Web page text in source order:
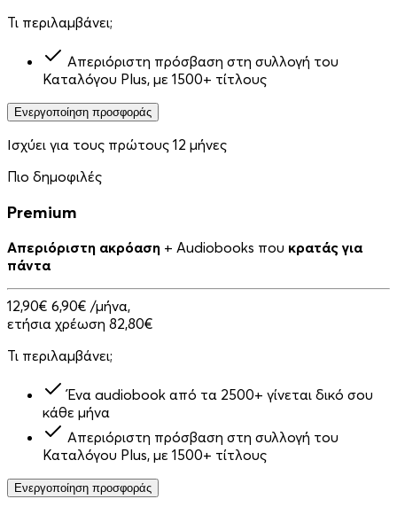
Τι περιλαμβάνει;
Απεριόριστη πρόσβαση στη συλλογή του
Καταλόγου Plus, με 1500+ τίτλους
Ενεργοποίηση προσφοράς
Ισχύει για τους πρώτους 12 μήνες
Πιο δημοφιλές
Premium
Απεριόριστη ακρόαση + Audiobooks που κρατάς για
πάντα
12,90€ 6,90€ /μήνα,
ετήσια χρέωση 82,80€
Τι περιλαμβάνει;
Ένα audiobook από τα 2500+ γίνεται δικό σου
κάθε μήνα
Απεριόριστη πρόσβαση στη συλλογή του
Καταλόγου Plus, με 1500+ τίτλους
Ενεργοποίηση προσφοράς